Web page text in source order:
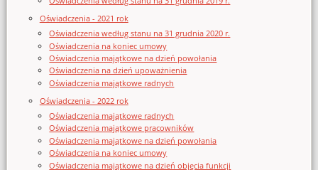
Oświadczenia - 2021 rok
Oświadczenia według stanu na 31 grudnia 2020 r.
Oświadczenia na koniec umowy
Oświadczenia majątkowe na dzień powołania
Oświadczenia na dzień upoważnienia
Oświadczenia majątkowe radnych
Oświadczenia - 2022 rok
Oświadczenia majątkowe radnych
Oświadczenia majątkowe pracowników
Oświadczenia majątkowe na dzień powołania
Oświadczenia na koniec umowy
Oświadczenia majątkowe na dzień objęcia funkcji